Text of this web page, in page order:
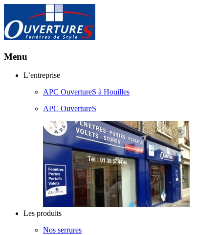
Menu
Aller
L’entreprise
APC OuvertureS à Houilles
APC OuvertureS
Les produits
Nos serrures